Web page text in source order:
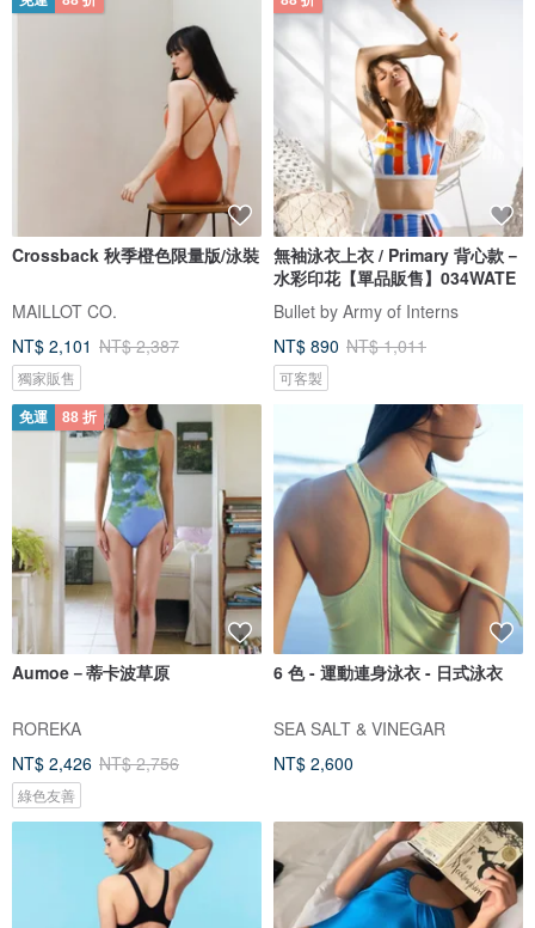
Crossback 秋季橙色限量版/泳裝
MAILLOT CO.
NT$ 2,101 NT$ 2,387
獨家販售
無袖泳衣上衣 / Primary 背心款－
水彩印花【單品販售】034WATE
Bullet by Army of Interns
NT$ 890 NT$ 1,011
可客製
免運 88 折
Aumoe－蒂卡波草原
ROREKA
NT$ 2,426 NT$ 2,756
綠色友善
6 色 - 運動連身泳衣 - 日式泳衣
SEA SALT & VINEGAR
NT$ 2,600